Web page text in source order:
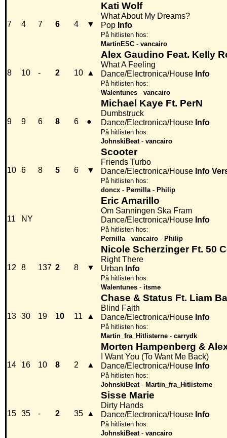
7 4 7 6 4 ▼
Kati Wolf
What About My Dreams?
Pop Info
På hitlisten hos:
MartinESC - vancairo
8 10 - 2 10 ▲
Alex Gaudino Feat. Kelly
What A Feeling
Dance/Electronica/House Info
På hitlisten hos:
Walentunes - vancairo
9 9 6 8 6 ●
Michael Kaye Ft. PerN
Dumbstruck
Dance/Electronica/House Info
På hitlisten hos:
JohnskiBeat- vancairo
10 6 8 5 6 ▼
Scooter
Friends Turbo
Dance/Electronica/House Info
På hitlisten hos:
doncx - Pernilla- Philip
11 NY
Eric Amarillo
Om Sanningen Ska Fram
Dance/Electronica/House Info
På hitlisten hos:
Pernilla- vancairo - Philip
12 8 137 2 8 ▼
Nicole Scherzinger Ft. 50
Right There
Urban Info
På hitlisten hos:
Walentunes - itsme
13 30 19 10 11 ▲
Chase & Status Ft. Liam
Blind Faith
Dance/Electronica/House Info
På hitlisten hos:
Martin_fra_Hitlisterne - carrydk
14 16 10 8 2 ▲
Morten Hampenberg &
I Want You (To Want Me Back)
Dance/Electronica/House Info
På hitlisten hos:
JohnskiBeat- Martin_fra_Hitlisterne
15 35 - 2 35 ▲
Sisse Marie
Dirty Hands
Dance/Electronica/House Info
På hitlisten hos:
JohnskiBeat- vancairo